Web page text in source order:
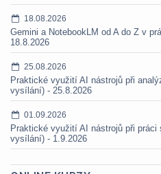
18.08.2026
Gemini a NotebookLM od A do Z v
18.8.2026
25.08.2026
Praktické využití AI nástrojů při
vysílání) - 25.8.2026
01.09.2026
Praktické využití AI nástrojů při práci
vysílání) - 1.9.2026